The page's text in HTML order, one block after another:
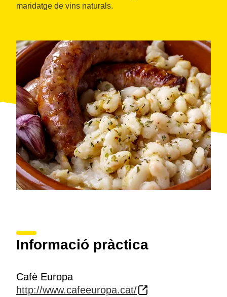
maridatge de vins naturals.
Informació pràctica
Cafè Europa
http://www.cafeeuropa.cat/